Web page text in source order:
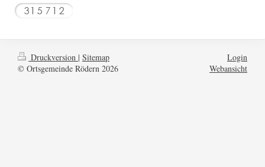
Druckversion | Sitemap
© Ortsgemeinde Rödern 2026
Login
Webansicht